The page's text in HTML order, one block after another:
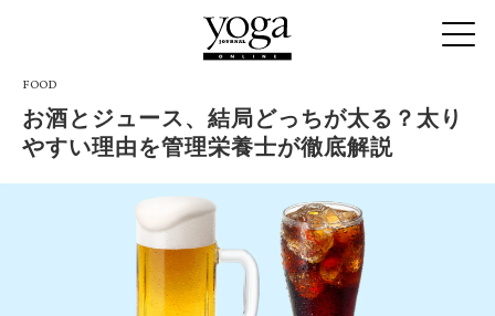
FOOD
お酒とジュース、結局どっちが太る？太り
やすい理由を管理栄養士が徹底解説